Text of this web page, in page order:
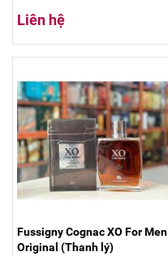
Liên hệ
Fussigny Cognac XO For Men
Original (Thanh lý)